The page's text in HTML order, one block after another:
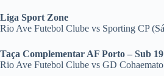
Liga Sport Zone
Rio Ave Futebol Clube vs Sporting CP
Taça Complementar AF Porto – Sub 19
Rio Ave Futebol Clube vs GD